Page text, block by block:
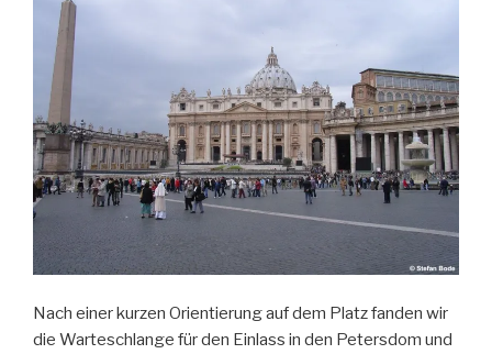
Nach einer kurzen Orientierung auf dem Platz fanden wir
die Warteschlange für den Einlass in den Petersdom und